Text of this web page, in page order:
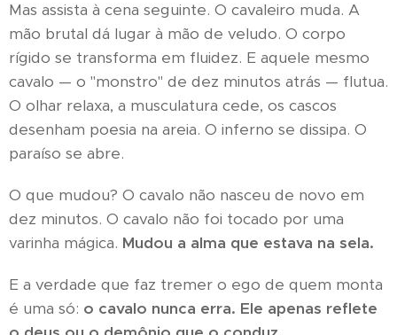
Mas assista à cena seguinte. O cavaleiro muda. A
mão brutal dá lugar à mão de veludo. O corpo
rígido se transforma em fluidez. E aquele mesmo
cavalo — o "monstro" de dez minutos atrás — flutua.
O olhar relaxa, a musculatura cede, os cascos
desenham poesia na areia. O inferno se dissipa. O
paraíso se abre.
O que mudou? O cavalo não nasceu de novo em
dez minutos. O cavalo não foi tocado por uma
varinha mágica. Mudou a alma que estava na sela.
E a verdade que faz tremer o ego de quem monta
é uma só: o cavalo nunca erra. Ele apenas reflete